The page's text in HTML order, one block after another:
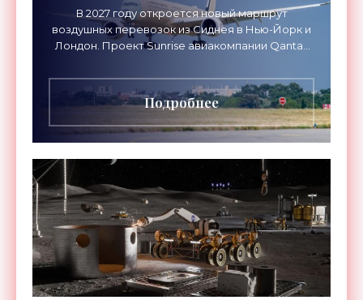
В 2027 году откроется новый маршрут
воздушных перевозок из Сиднея в Нью-Йорк и
Лондон. Проект Sunrise авиакомпании Qantas
длительностью до 24
Подробнее